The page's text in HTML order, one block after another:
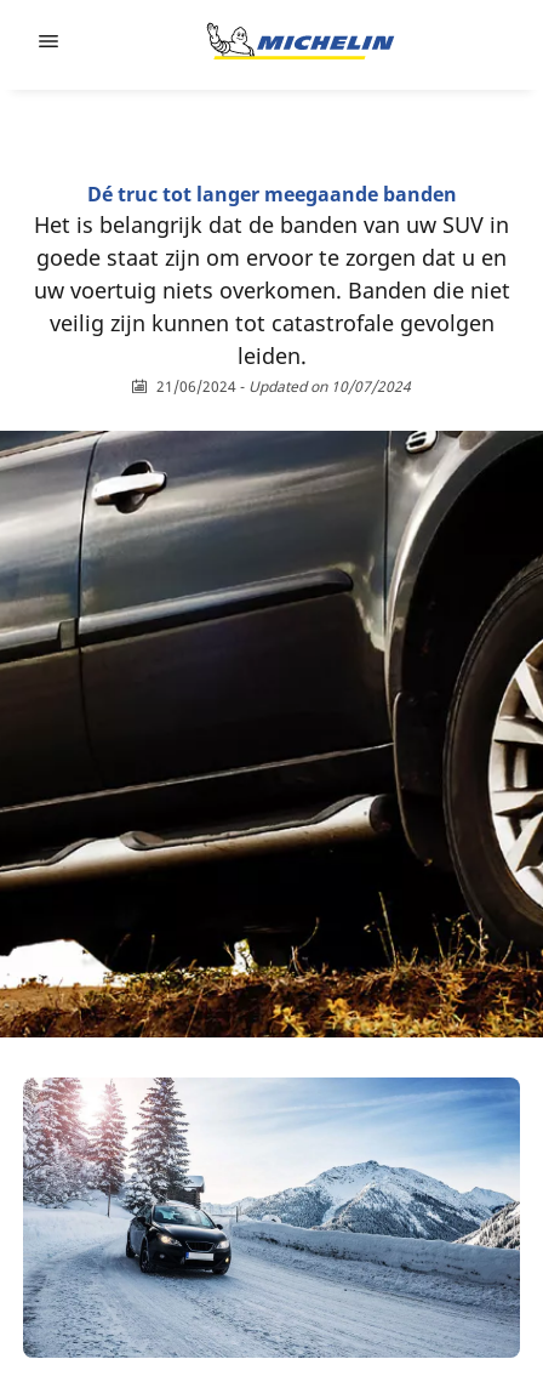
Dé truc tot langer meegaande banden
Het is belangrijk dat de banden van uw SUV in
goede staat zijn om ervoor te zorgen dat u en
uw voertuig niets overkomen. Banden die niet
veilig zijn kunnen tot catastrofale gevolgen
leiden.
21/06/2024- Updated on 10/07/2024